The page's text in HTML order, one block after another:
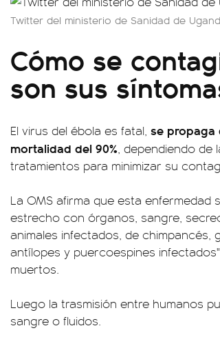
Twitter del ministerio de Sanidad de
Cómo se
son sus
El virus del ébola es fatal, se propaga
mortalidad del 90%, dependiendo de
tratamientos para minimizar su
La OMS afirma que esta
estrecho con órganos, sangre,
animales infectados, de
antílopes y puercoespines
muertos.
Luego la trasmisión entre humanos
sangre o fluidos.